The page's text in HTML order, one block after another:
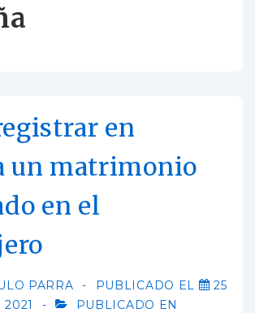
en
un matrimonio
en el
PARRA PUBLICADO EL
25
PUBLICADO EN